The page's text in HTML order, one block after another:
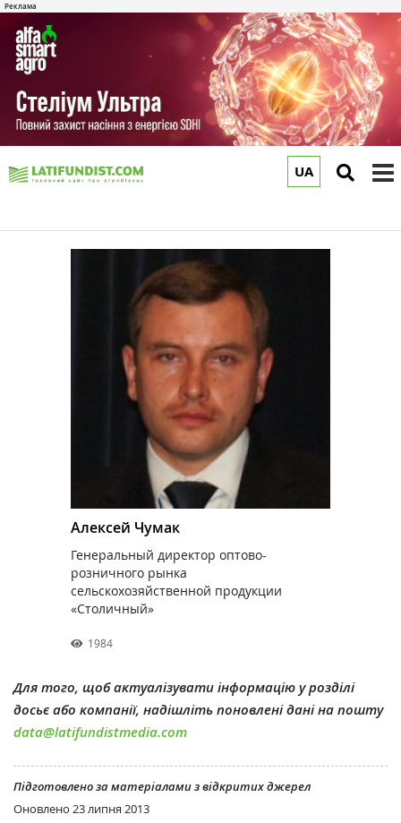
UA
Алексей Чумак
Генеральный директор оптово-
розничного рынка
сельскохозяйственной продукции
«Столичный»
1984
Для того, щоб актуалізувати інформацію у розділі
досьє або компанії, надішліть поновлені дані на пошту
data@latifundistmedia.com
Підготовлено за матеріалами з відкритих джерел
Оновлено 23 липня 2013